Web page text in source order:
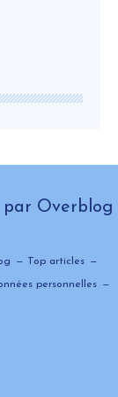
par Overblog
Top articles
personnelles